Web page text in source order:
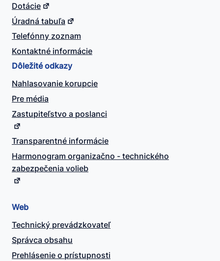
Dotácie
Úradná tabuľa
Telefónny zoznam
Kontaktné informácie
Dôležité odkazy
Nahlasovanie korupcie
Pre média
Zastupiteľstvo a poslanci
Transparentné informácie
Harmonogram organizačno - technického
zabezpečenia volieb
Web
Technický prevádzkovateľ
Správca obsahu
Prehlásenie o prístupnosti